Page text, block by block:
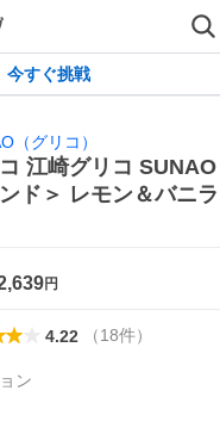
すぐ挑戦
（グリコ）
江崎グリコ
ド＞ レモン＆バニ
円
4.22 （18件）
ン